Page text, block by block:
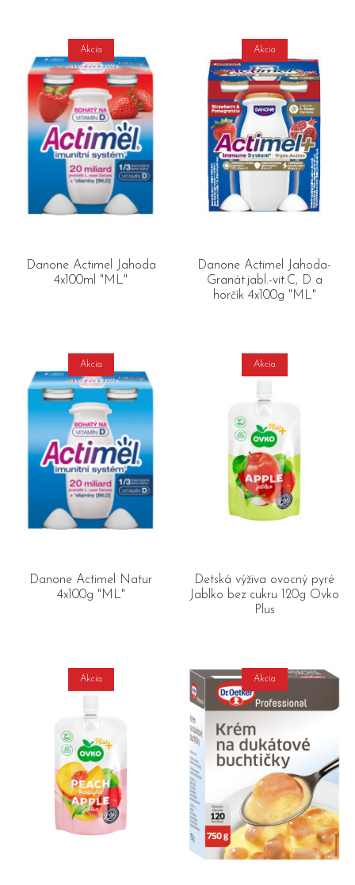
Akcia
Danone Actimel Jahoda
4x100ml "ML"
Akcia
Danone Actimel Jahoda-
Granát.jabl.-vit.C, D a
horčík 4x100g "ML"
Akcia
Danone Actimel Natur
4x100g "ML"
Akcia
Detská výživa ovocný pyré
Jablko bez cukru 120g Ovko
Plus
Akcia Akcia